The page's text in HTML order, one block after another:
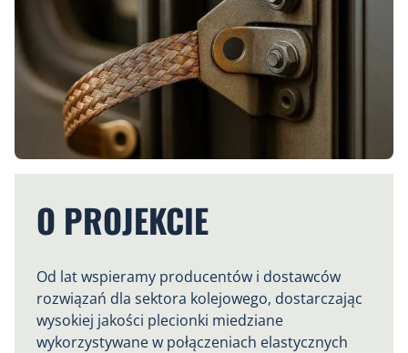
O PROJEKCIE
Od lat wspieramy producentów i dostawców
rozwiązań dla sektora kolejowego, dostarczając
wysokiej jakości plecionki miedziane
wykorzystywane w połączeniach elastycznych